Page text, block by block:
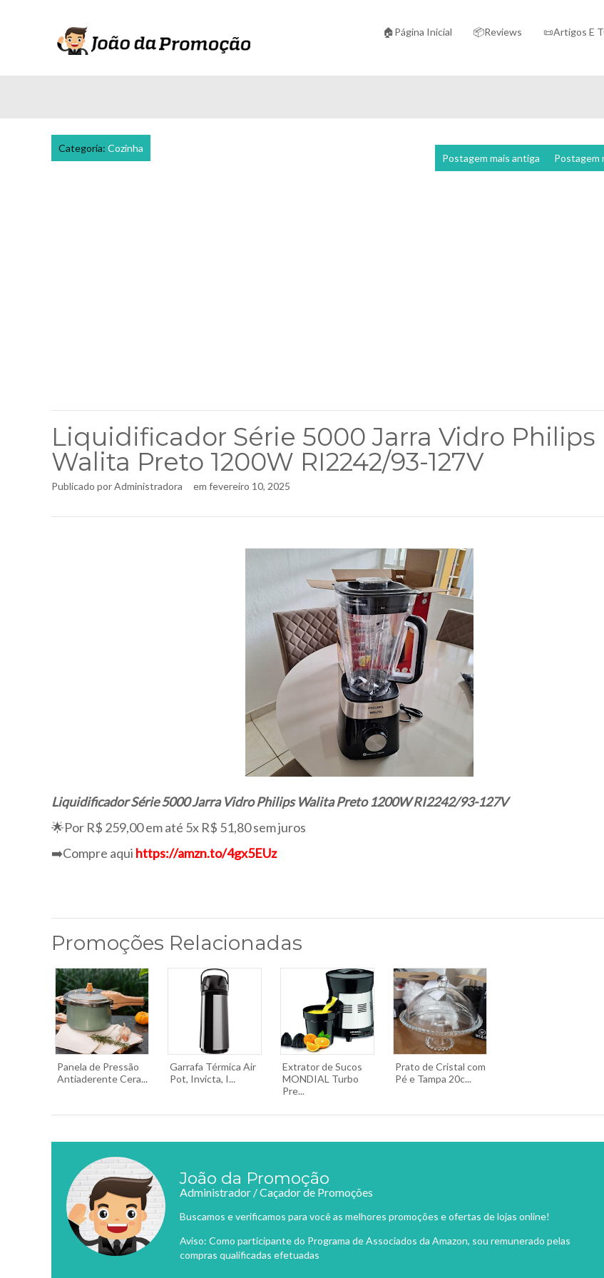
🏠Página Inicial 📦Reviews 📜Artigos E
Categoria: Cozinha
Postagem
Postagem mais antiga
Liquidificador Série 5000 Jarra Vidro Philips
Walita Preto 1200W RI2242/93-127V
Publicado porAdministradora em fevereiro 10, 2025
Liquidificador Série 5000 Jarra Vidro Philips Walita Preto 1200W RI2242/93-127V
🌟Por R$ 259,00 em até 5x R$ 51,80 sem juros
➡️Compre aqui https://amzn.to/4gx5EUz
Promoções Relacionadas
Panela de Pressão
Antiaderente Cera...
Garrafa Térmica Air
Pot, Invicta, I...
Extrator de Sucos
MONDIAL Turbo
Pre...
Prato de Cristal com
Pé e Tampa 20c...
João da Promoção
Administrador / Caçador de Promoções
Buscamos e verificamos para você as melhores promoções e ofertas de lojas online!
Aviso: Como participante do Programa de Associados da Amazon, sou remunerado pelas
compras qualificadas efetuadas